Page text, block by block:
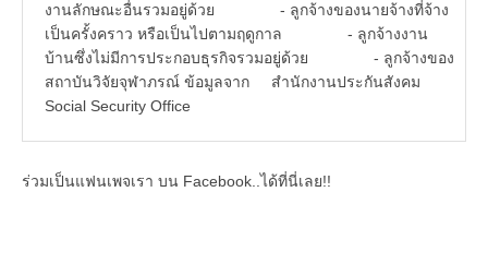
งานลักษณะอื่นรวมอยู่ด้วย - ลูกจ้างของนายจ้างที่จ้าง
เป็นครั้งคราว หรือเป็นไปตามฤดูกาล - ลูกจ้างงาน
บ้านซึ่งไม่มีการประกอบธุรกิจรวมอยู่ด้วย - ลูกจ้างของ
สถาบันวิจัยจุฬาภรณ์ ข้อมูลจาก สำนักงานประกันสังคม
Social Security Office
ร่วมเป็นแฟนเพจเรา บน Facebook..ได้ที่นี่เลย!!